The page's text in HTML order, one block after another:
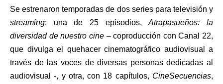
Se estrenaron temporadas de dos series para televisión y
streaming: una de 25 episodios,Atrapasueños: la
diversidad de nuestro cine– coproducción con Canal 22,
que divulga el quehacer cinematográfico audiovisual a
través de las voces de diversas personas dedicadas al
audiovisual -, y otra, con 18 capítulos, CineSecuencias,